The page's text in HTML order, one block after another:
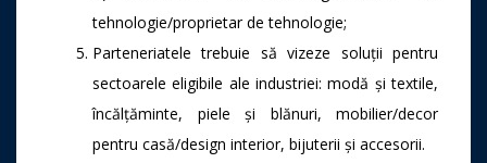
tehnologie/proprietar de tehnologie;
Parteneriatele trebuie să vizeze soluții pentru
sectoarele eligibile ale industriei: modă și textile,
încălțăminte, piele și blănuri, mobilier/decor
pentru casă/design interior, bijuterii și accesorii.